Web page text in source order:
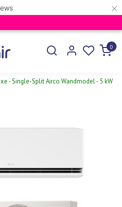
×
0
- Single-Split Airco Wandmodel - 5 kW